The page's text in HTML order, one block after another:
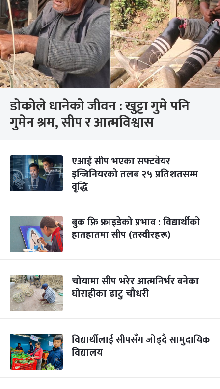
डोकोले धानेको जीवन : खुट्टा गुमे पनि
गुमेन श्रम, सीप र आत्मविश्वास
एआई सीप भएका सफ्टवेयर
इन्जिनियरको तलब २५ प्रतिशतसम्म
वृद्धि
बुक फ्रि फ्राइडेको प्रभाव : विद्यार्थीको
हातहातमा सीप (तस्वीरहरू)
चोयामा सीप भरेर आत्मनिर्भर बनेका
घोराहीका ढाटु चौधरी
विद्यार्थीलाई सीपसँग जोड्दै सामुदायिक
विद्यालय